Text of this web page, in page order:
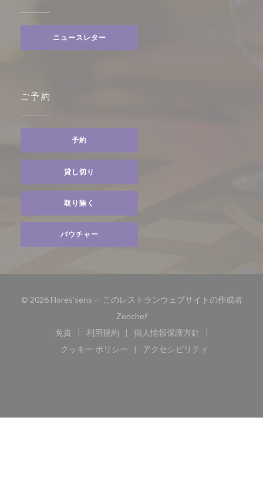
ニュースレター
ご予約
予約
貸し切り
取り除く
バウチャー
© 2026 Flores'sens — このレストランウェブサイトの作成者
Zenchef((新しいウィンドウで開きます))
免責
((新しいウィンドウで開きます))
利用規約
((新しいウィンドウで開きます))
個人情報保護方針
((新しいウィンドウで開
クッキー ポリシー
((新しいウィンドウで開きます))
アクセシビリティ
((新しいウィンドウで